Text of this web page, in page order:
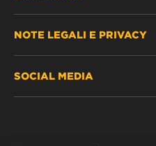
DOVE ACQUISTARE
NOTE LEGALI E PRIVACY
SOCIAL MEDIA